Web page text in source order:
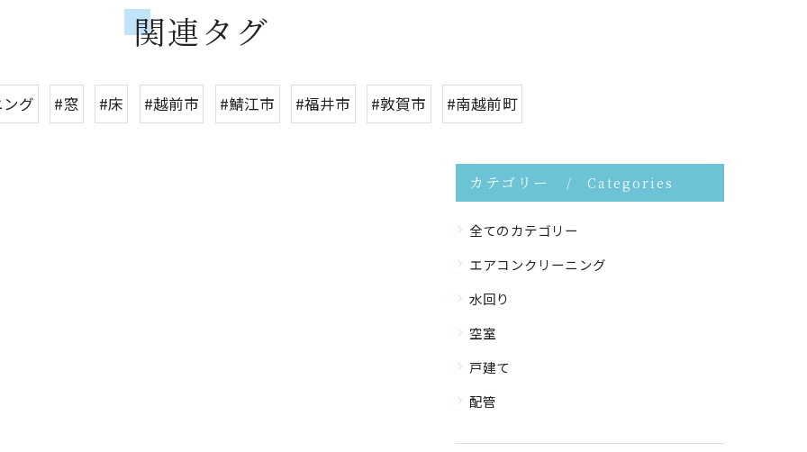
関連タグ
グ #窓 #床 #越前市 #鯖江市 #福井市 #敦賀市 #南越前町
カテゴリー Categories
全てのカテゴリー
エアコンクリーニング
水回り
空室
戸建て
配管